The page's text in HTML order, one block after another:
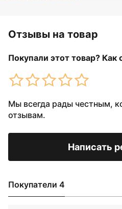
Отзывы на товар
Покупали этот товар? Как
Мы всегда рады честным,
отзывам.
Написать
Покупатели 4